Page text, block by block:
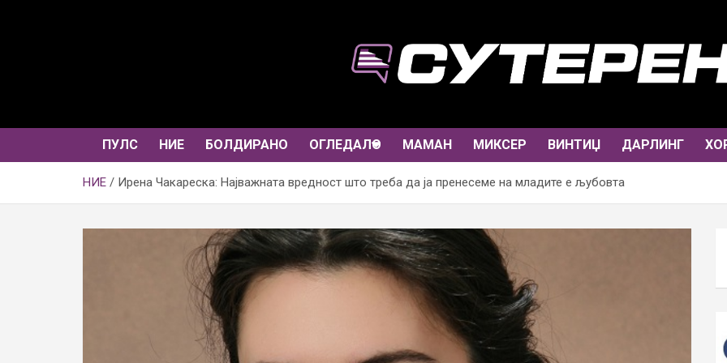
ПУЛС НИЕ БОЛДИРАНО ОГЛЕДАЛО МАМАН МИКСЕР ВИНТИЏ ДАРЛИНГ
НИЕ Ирена Чакареска: Најважната вредност што треба да ја пренесеме на младите е љубовта